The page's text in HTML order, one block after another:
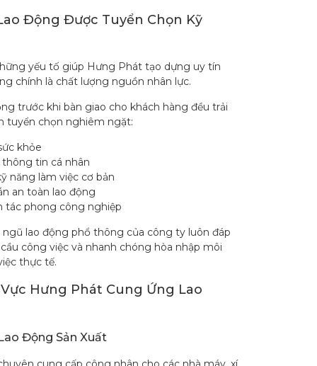
Động Được Tuyển Chọn Kỹ
yếu tố giúp Hưng Phát tạo dựng uy tín
chính là chất lượng nguồn nhân lực.
trước khi bàn giao cho khách hàng đều trải
tuyển chọn nghiêm ngặt:
khỏe
thông tin cá nhân
năng làm việc cơ bản
an toàn lao động
tác phong công nghiệp
ngũ lao động phổ thông của công ty luôn đáp
công việc và nhanh chóng hòa nhập môi
thực tế.
Hưng Phát Cung Ứng Lao
Động Sản Xuất